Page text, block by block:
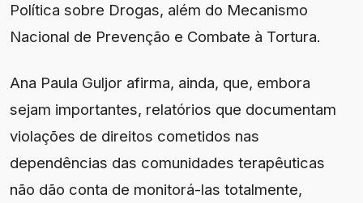
Política sobre Drogas, além do Mecanismo
Nacional de Prevenção e Combate à Tortura.
Ana Paula Guljor afirma, ainda, que, embora
sejam importantes, relatórios que documentam
violações de direitos cometidos nas
dependências das comunidades terapêuticas
não dão conta de monitorá-las totalmente,